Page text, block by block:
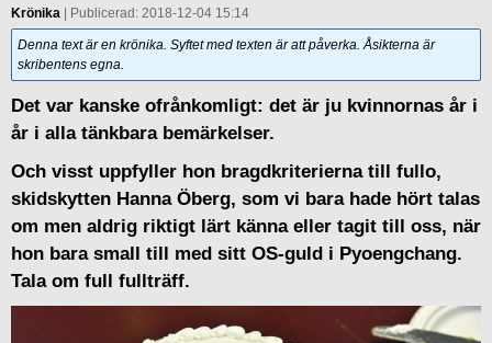
Krönika | Publicerad: 2018-12-04 15:14
Denna text är en krönika. Syftet med texten är att påverka. Åsikterna är
skribentens egna.
Det var kanske ofrånkomligt: det är ju kvinnornas år i
år i alla tänkbara bemärkelser.
Och visst uppfyller hon bragdkriterierna till fullo,
skidskytten Hanna Öberg, som vi bara hade hört talas
om men aldrig riktigt lärt känna eller tagit till oss, när
hon bara small till med sitt OS-guld i Pyoengchang.
Tala om full fullträff.